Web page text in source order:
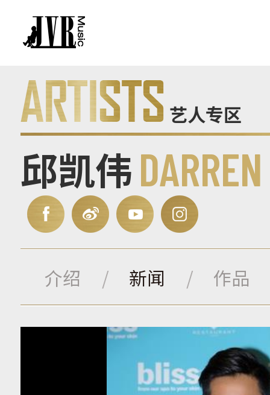
艺人专区
邱凯伟
介绍 新闻 作品